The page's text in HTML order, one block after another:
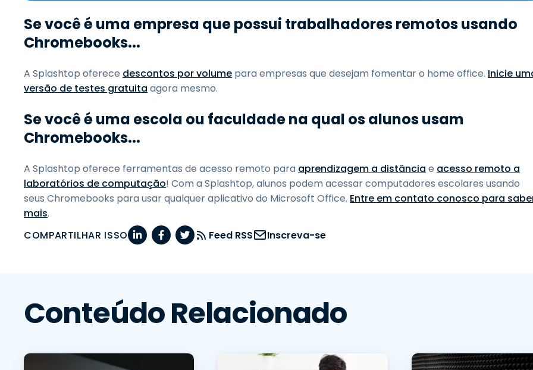
Se você é uma empresa que possui trabalhadores remotos usando
Chromebooks...
A Splashtop oferece descontos por volume para empresas que desejam fomentar o home office. Inicie
versão de testes gratuita agora mesmo.
Se você é uma escola ou faculdade na qual os alunos usam
Chromebooks...
A Splashtop oferece ferramentas de acesso remoto para aprendizagem a distância e acesso remoto a
laboratórios de computação! Com a Splashtop, alunos podem acessar computadores escolares usando
seus Chromebooks para usar qualquer aplicativo do Microsoft Office. Entre em contato conosco para
mais.
COMPARTILHAR ISSO
Feed RSS Inscreva-se
Conteúdo Relacionado